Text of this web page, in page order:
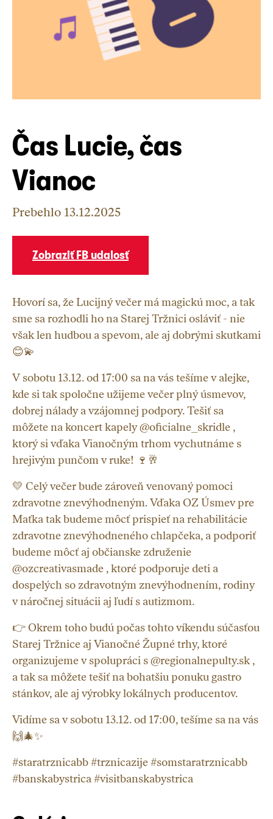
Čas Lucie, čas
Vianoc
Prebehlo 13.12.2025
Zobraziť FB udalosť
Hovorí sa, že Lucijný večer má magickú moc, a tak
sme sa rozhodli ho na Starej Tržnici osláviť - nie
však len hudbou a spevom, ale aj dobrými skutkami
😊💫
V sobotu 13.12. od 17:00 sa na vás tešíme v alejke,
kde si tak spoločne užijeme večer plný úsmevov,
dobrej nálady a vzájomnej podpory. Tešiť sa
môžete na koncert kapely @oficialne_skridle ,
ktorý si vďaka Vianočným trhom vychutnáme s
hrejivým punčom v ruke! 🍷🥂
💛 Celý večer bude zároveň venovaný pomoci
zdravotne znevýhodneným. Vďaka OZ Úsmev pre
Maťka tak budeme môcť prispieť na rehabilitácie
zdravotne znevýhodneného chlapčeka, a podporiť
budeme môcť aj občianske združenie
@ozcreativasmade , ktoré podporuje deti a
dospelých so zdravotným znevýhodnením, rodiny
v náročnej situácii aj ľudí s autizmom.
👉 Okrem toho budú počas tohto víkendu súčasťou
Starej Tržnice aj Vianočné Župné trhy, ktoré
organizujeme v spolupráci s @regionalnepulty.sk ,
a tak sa môžete tešiť na bohatšiu ponuku gastro
stánkov, ale aj výrobky lokálnych producentov.
Vidíme sa v sobotu 13.12. od 17:00, tešíme sa na vás
🙌🎄✨
#staratrznicabb #trznicazije #somstaratrznicabb
#banskabystrica #visitbanskabystrica